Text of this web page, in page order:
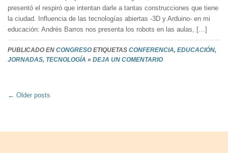
presentó el respiró que intentan darle a tantas construcciones que tiene
la ciudad. Influencia de las tecnologías abiertas -3D y Arduino- en mi
educación: Andrés Barros nos presenta los robots en las aulas, […]
PUBLICADO EN CONGRESO ETIQUETAS CONFERENCIA, EDUCACIÓN,
JORNADAS, TECNOLOGÍA » DEJA UN COMENTARIO
Post
← Older posts